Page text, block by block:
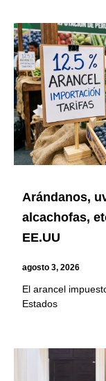
Arándanos,
alcachofas,
EE.UU
agosto 3, 2026
El arancel
Estados